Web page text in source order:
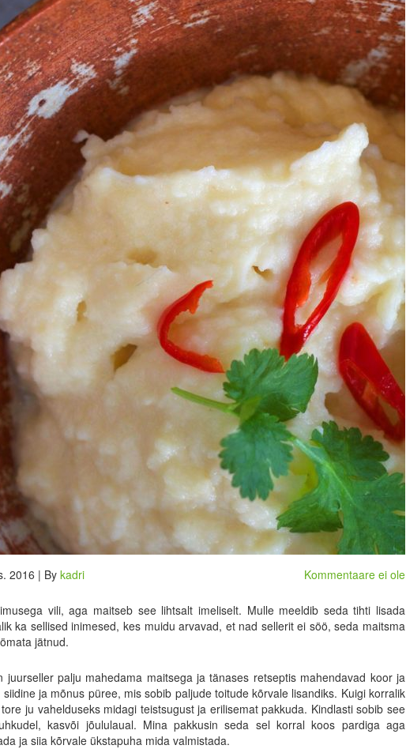
2016 | By kadri Kommentaare ei ole
vili, aga maitseb see lihtsalt imeliselt. Mulle meeldib seda tihti lisada
ka sellised inimesed, kes muidu arvavad, et nad sellerit ei söö, seda maitsma
jätnud.
juurseller palju mahedama maitsega ja tänases retseptis mahendavad koor ja
ja mõnus püree, mis sobib paljude toitude kõrvale lisandiks. Kuigi korralik
ju vahelduseks midagi teistsugust ja erilisemat pakkuda. Kindlasti sobib see
kasvõi jõululaual. Mina pakkusin seda sel korral koos pardiga aga
ja siia kõrvale ükstapuha mida valmistada.